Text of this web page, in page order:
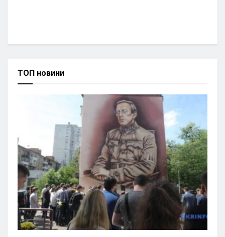
ТОП новини